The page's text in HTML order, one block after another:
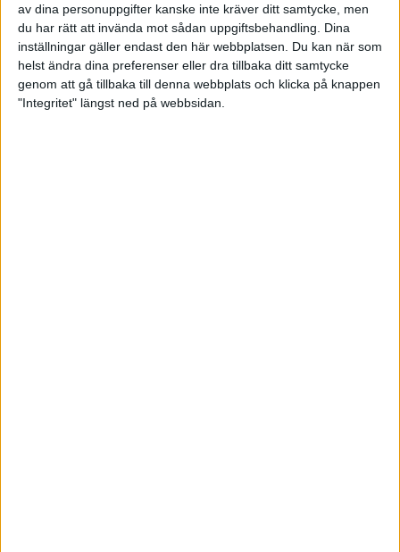
av dina personuppgifter kanske inte kräver ditt samtycke, men
du har rätt att invända mot sådan uppgiftsbehandling. Dina
inställningar gäller endast den här webbplatsen. Du kan när som
helst ändra dina preferenser eller dra tillbaka ditt samtycke
genom att gå tillbaka till denna webbplats och klicka på knappen
"Integritet" längst ned på webbsidan.
Några lärdomar från förra säsongen som ni tar
med er till den här säsongen?
– Vi är fortsatt ett lag som spelar hela matcher och
vet att kvoten ofta blir viktig mot slutet av
säsongen, förutom detta är det fortsatt viktigt att
vara starka på hemmaplan om man ska placera sig